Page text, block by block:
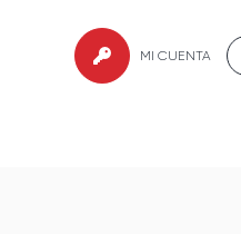
MI CUENTA